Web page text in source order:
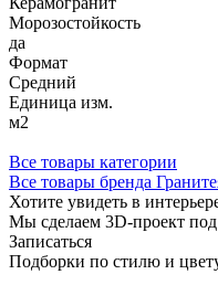
Морозостойкость
да
Формат
Средний
Единица изм.
м2
Все товары категории
Все товары бренда
Хотите увидеть в
Мы сделаем 3D-проект
Записаться
Подборки по стилю и